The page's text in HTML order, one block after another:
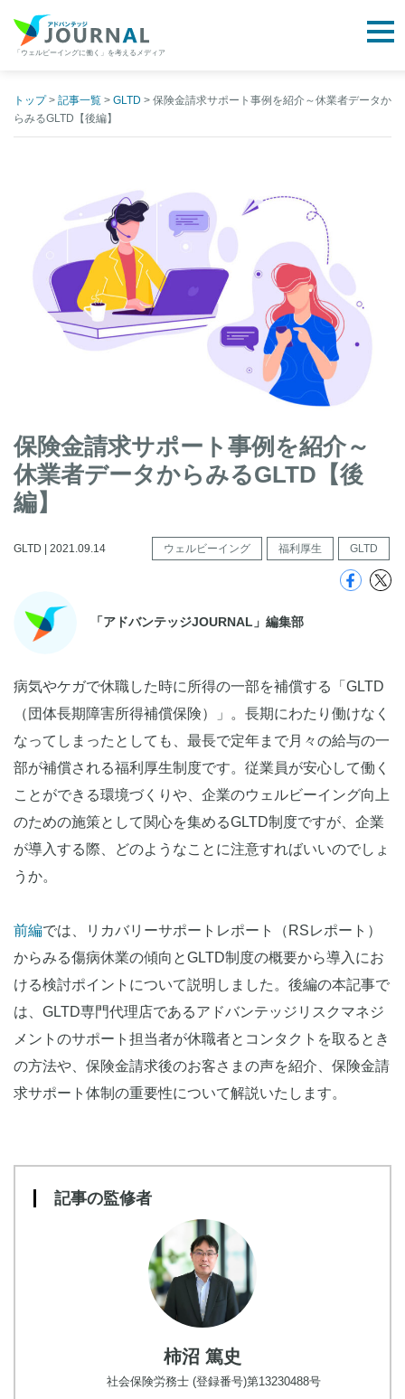
content
「ウェルビーイングに働く」を考えるメディア
トップ> 記事一覧 > GLTD > 保険金請求サポート事例を紹介～休業者データか
らみるGLTD【後編】
保険金請求サポート事例を紹介～
休業者データからみるGLTD【後
編】
GLTD | 2021.09.14 ウェルビーイング 福利厚生 GLTD
「アドバンテッジJOURNAL」編集部
病気やケガで休職した時に所得の一部を補償する「GLTD
（団体長期障害所得補償保険）」。長期にわたり働けなく
なってしまったとしても、最長で定年まで月々の給与の一
部が補償される福利厚生制度です。従業員が安心して働く
ことができる環境づくりや、企業のウェルビーイング向上
のための施策として関心を集めるGLTD制度ですが、企業
が導入する際、どのようなことに注意すればいいのでしょ
うか。
前編では、リカバリーサポートレポート（RSレポート）
からみる傷病休業の傾向とGLTD制度の概要から導入にお
ける検討ポイントについて説明しました。後編の本記事で
は、GLTD専門代理店であるアドバンテッジリスクマネジ
メントのサポート担当者が休職者とコンタクトを取るとき
の方法や、保険金請求後のお客さまの声を紹介、保険金請
求サポート体制の重要性について解説いたします。
記事の監修者
柿沼 篤史
社会保険労務士 (登録番号)第13230488号